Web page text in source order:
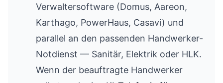
Verwaltersoftware (Domus, Aareon,
Karthago, PowerHaus, Casavi) und
parallel an den passenden Handwerker-
Notdienst — Sanitär, Elektrik oder HLK.
Wenn der beauftragte Handwerker